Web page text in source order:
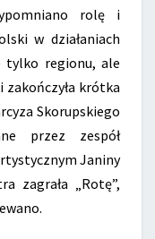
rolę i
w działaniach
tylko regionu, ale
zakończyła krótka
Skorupskiego
przez zespół
Janiny
zagrała „Rotę”,